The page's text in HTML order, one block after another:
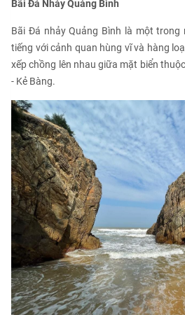
Bãi Đá Nhảy Quảng Bình
Bãi Đá nhảy Quảng Bình là một
tiếng với cảnh quan hùng vĩ và hàng
xếp chồng lên nhau giữa mặt biển
- Kẻ Bàng.